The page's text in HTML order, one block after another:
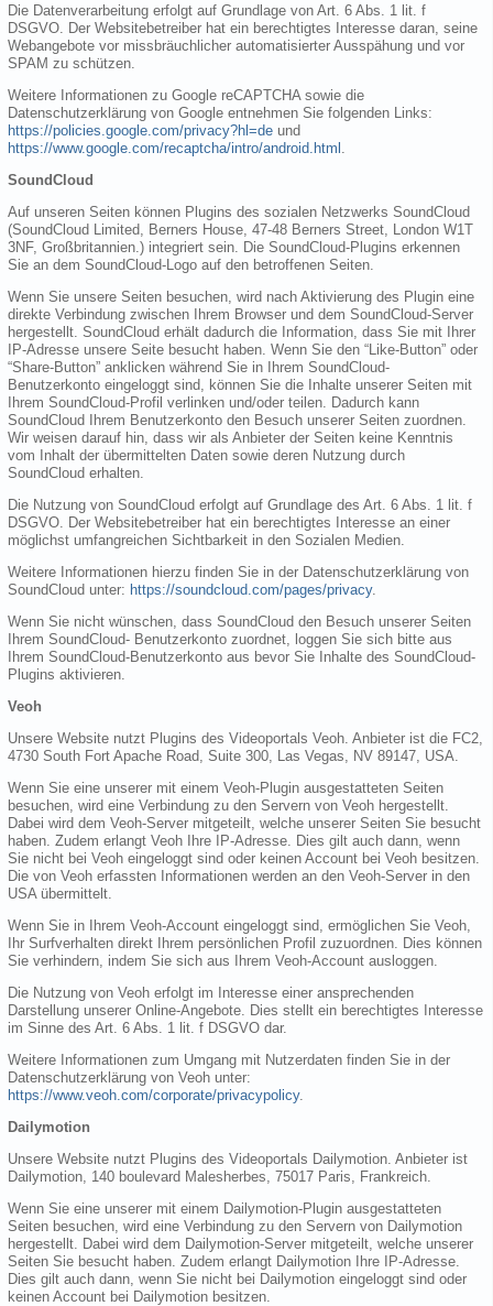
Die Datenverarbeitung erfolgt auf Grundlage von Art. 6 Abs. 1 lit. f
DSGVO. Der Websitebetreiber hat ein berechtigtes Interesse daran, seine
Webangebote vor missbräuchlicher automatisierter Ausspähung und vor
SPAM zu schützen.
Weitere Informationen zu Google reCAPTCHA sowie die
Datenschutzerklärung von Google entnehmen Sie folgenden Links:
https://policies.google.com/privacy?hl=de und
https://www.google.com/recaptcha/intro/android.html
SoundCloud
Auf unseren Seiten können Plugins des sozialen Netzwerks SoundCloud
(SoundCloud Limited, Berners House, 47-48 Berners Street, London W1T
3NF, Großbritannien.) integriert sein. Die SoundCloud-Plugins erkennen
Sie an dem SoundCloud-Logo auf den betroffenen Seiten.
Wenn Sie unsere Seiten besuchen, wird nach Aktivierung des Plugin eine
direkte Verbindung zwischen Ihrem Browser und dem SoundCloud-Server
hergestellt. SoundCloud erhält dadurch die Information, dass Sie mit Ihrer
IP-Adresse unsere Seite besucht haben. Wenn Sie den “Like-Button” oder
“Share-Button” anklicken während Sie in Ihrem SoundCloud-
Benutzerkonto eingeloggt sind, können Sie die Inhalte unserer Seiten mit
Ihrem SoundCloud-Profil verlinken und/oder teilen. Dadurch kann
SoundCloud Ihrem Benutzerkonto den Besuch unserer Seiten zuordnen.
Wir weisen darauf hin, dass wir als Anbieter der Seiten keine Kenntnis
vom Inhalt der übermittelten Daten sowie deren Nutzung durch
SoundCloud erhalten.
Die Nutzung von SoundCloud erfolgt auf Grundlage des Art. 6 Abs. 1 lit. f
DSGVO. Der Websitebetreiber hat ein berechtigtes Interesse an einer
möglichst umfangreichen Sichtbarkeit in den Sozialen Medien.
Weitere Informationen hierzu finden Sie in der Datenschutzerklärung von
SoundCloud unter: https://soundcloud.com/pages/privacy.
Wenn Sie nicht wünschen, dass SoundCloud den Besuch unserer Seiten
Ihrem SoundCloud- Benutzerkonto zuordnet, loggen Sie sich bitte aus
Ihrem SoundCloud-Benutzerkonto aus bevor Sie Inhalte des SoundCloud-
Plugins aktivieren.
Veoh
Unsere Website nutzt Plugins des Videoportals Veoh. Anbieter ist die FC2,
4730 South Fort Apache Road, Suite 300, Las Vegas, NV 89147, USA.
Wenn Sie eine unserer mit einem Veoh-Plugin ausgestatteten Seiten
besuchen, wird eine Verbindung zu den Servern von Veoh hergestellt.
Dabei wird dem Veoh-Server mitgeteilt, welche unserer Seiten Sie besucht
haben. Zudem erlangt Veoh Ihre IP-Adresse. Dies gilt auch dann, wenn
Sie nicht bei Veoh eingeloggt sind oder keinen Account bei Veoh besitzen.
Die von Veoh erfassten Informationen werden an den Veoh-Server in den
USA übermittelt.
Wenn Sie in Ihrem Veoh-Account eingeloggt sind, ermöglichen Sie Veoh,
Ihr Surfverhalten direkt Ihrem persönlichen Profil zuzuordnen. Dies können
Sie verhindern, indem Sie sich aus Ihrem Veoh-Account ausloggen.
Die Nutzung von Veoh erfolgt im Interesse einer ansprechenden
Darstellung unserer Online-Angebote. Dies stellt ein berechtigtes Interesse
im Sinne des Art. 6 Abs. 1 lit. f DSGVO dar.
Weitere Informationen zum Umgang mit Nutzerdaten finden Sie in der
Datenschutzerklärung von Veoh unter:
https://www.veoh.com/corporate/privacypolicy.
Dailymotion
Unsere Website nutzt Plugins des Videoportals Dailymotion. Anbieter ist
Dailymotion, 140 boulevard Malesherbes, 75017 Paris, Frankreich.
Wenn Sie eine unserer mit einem Dailymotion-Plugin ausgestatteten
Seiten besuchen, wird eine Verbindung zu den Servern von Dailymotion
hergestellt. Dabei wird dem Dailymotion-Server mitgeteilt, welche unserer
Seiten Sie besucht haben. Zudem erlangt Dailymotion Ihre IP-Adresse.
Dies gilt auch dann, wenn Sie nicht bei Dailymotion eingeloggt sind oder
keinen Account bei Dailymotion besitzen.